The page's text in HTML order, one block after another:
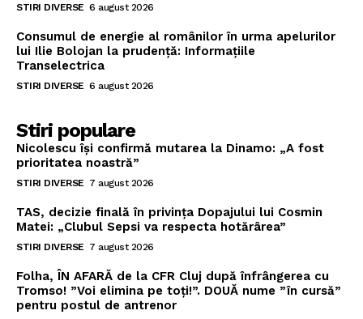
STIRI DIVERSE 6 august 2026
Consumul de energie al românilor în urma apelurilor
lui Ilie Bolojan la prudență: Informațiile
Transelectrica
STIRI DIVERSE 6 august 2026
Stiri populare
Nicolescu își confirmă mutarea la Dinamo: „A fost
prioritatea noastră”
STIRI DIVERSE 7 august 2026
TAS, decizie finală în privința Dopajului lui Cosmin
Matei: „Clubul Sepsi va respecta hotărârea”
STIRI DIVERSE 7 august 2026
Folha, ÎN AFARĂ de la CFR Cluj după înfrângerea cu
Tromso! ”Voi elimina pe toți!”. DOUĂ nume ”în cursă”
pentru postul de antrenor